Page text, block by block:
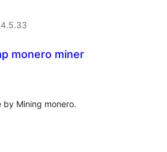
monero miner
Mining monero.